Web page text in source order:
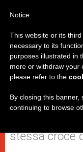
Santa
meta di
stessa croce
Notice
This website or its
necessary to its
purposes illustrated in
more or withdraw your
please refer to the
By closing this
continuing to browse